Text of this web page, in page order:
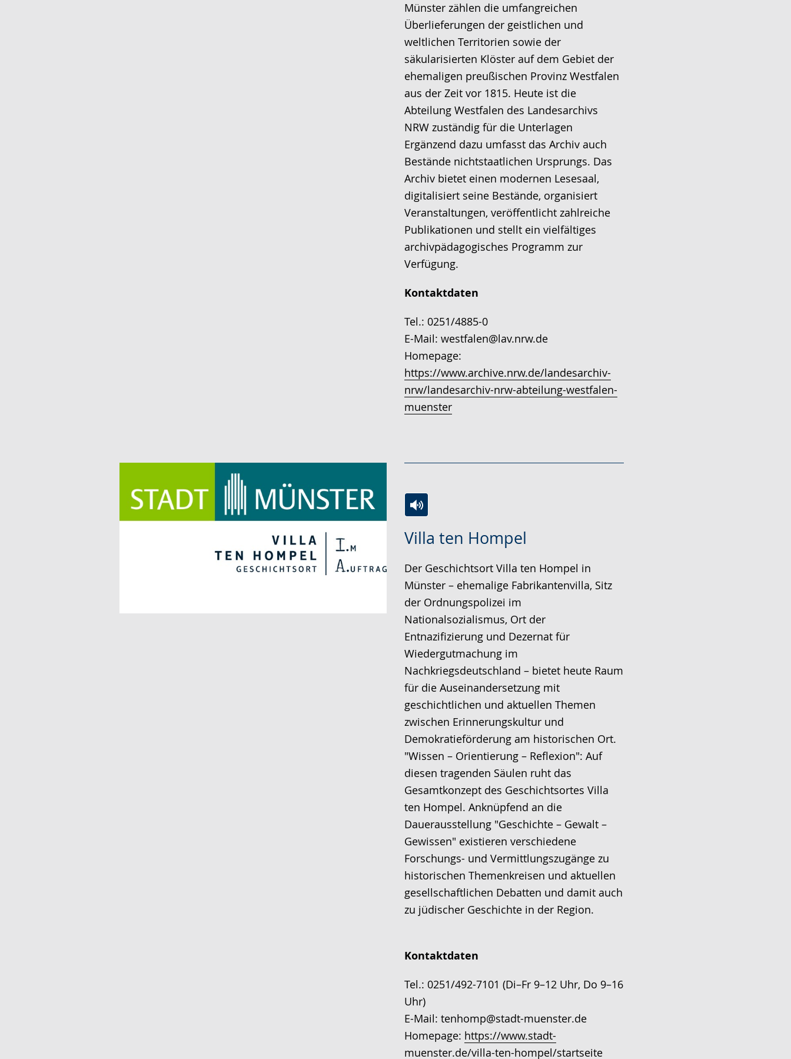
Münster zählen die umfangreichen
Überlieferungen der geistlichen und
weltlichen Territorien sowie der
säkularisierten Klöster auf dem Gebiet der
ehemaligen preußischen Provinz Westfalen
aus der Zeit vor 1815. Heute ist die
Abteilung Westfalen des Landesarchivs
NRW zuständig für die Unterlagen
Ergänzend dazu umfasst das Archiv auch
Bestände nichtstaatlichen Ursprungs. Das
Archiv bietet einen modernen Lesesaal,
digitalisiert seine Bestände, organisiert
Veranstaltungen, veröffentlicht zahlreiche
Publikationen und stellt ein vielfältiges
archivpädagogisches Programm zur
Verfügung.
Kontaktdaten
Tel.: 0251/4885-0
E-Mail: westfalen@lav.nrw.de
Homepage:
https://www.archive.nrw.de/landesarchiv-
nrw/landesarchiv-nrw-abteilung-westfalen-
muenster
Villa ten Hompel
Leichten
wechseln.
Audio-
Video
Deutscher
Gebärdensprache
wird
angezeigt.
Der Geschichtsort Villa ten Hompel in
Münster – ehemalige Fabrikantenvilla, Sitz
der Ordnungspolizei im
Nationalsozialismus, Ort der
Entnazifizierung und Dezernat für
Wiedergutmachung im
Nachkriegsdeutschland – bietet heute Raum
für die Auseinandersetzung mit
geschichtlichen und aktuellen Themen
zwischen Erinnerungskultur und
Demokratieförderung am historischen Ort.
"Wissen – Orientierung – Reflexion": Auf
diesen tragenden Säulen ruht das
Gesamtkonzept des Geschichtsortes Villa
ten Hompel. Anknüpfend an die
Dauerausstellung "Geschichte – Gewalt –
Gewissen" existieren verschiedene
Forschungs- und Vermittlungszugänge zu
historischen Themenkreisen und aktuellen
gesellschaftlichen Debatten und damit auch
zu jüdischer Geschichte in der Region.
Kontaktdaten
Tel.: 0251/492-7101 (Di–Fr 9–12 Uhr, Do 9–16
Uhr)
E-Mail: tenhomp@stadt-muenster.de
Homepage: https://www.stadt-
muenster.de/villa-ten-hompel/startseite